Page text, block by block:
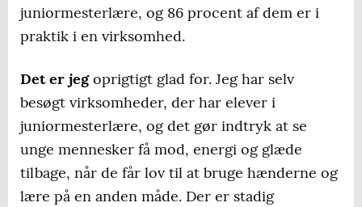
juniormesterlære, og 86 procent af dem er i
praktik i en virksomhed.
Det er jegoprigtigt glad for. Jeg har selv
besøgt virksomheder, der har elever i
juniormesterlære, og det gør indtryk at se
unge mennesker få mod, energi og glæde
tilbage, når de får lov til at bruge hænderne og
lære på en anden måde. Der er stadig